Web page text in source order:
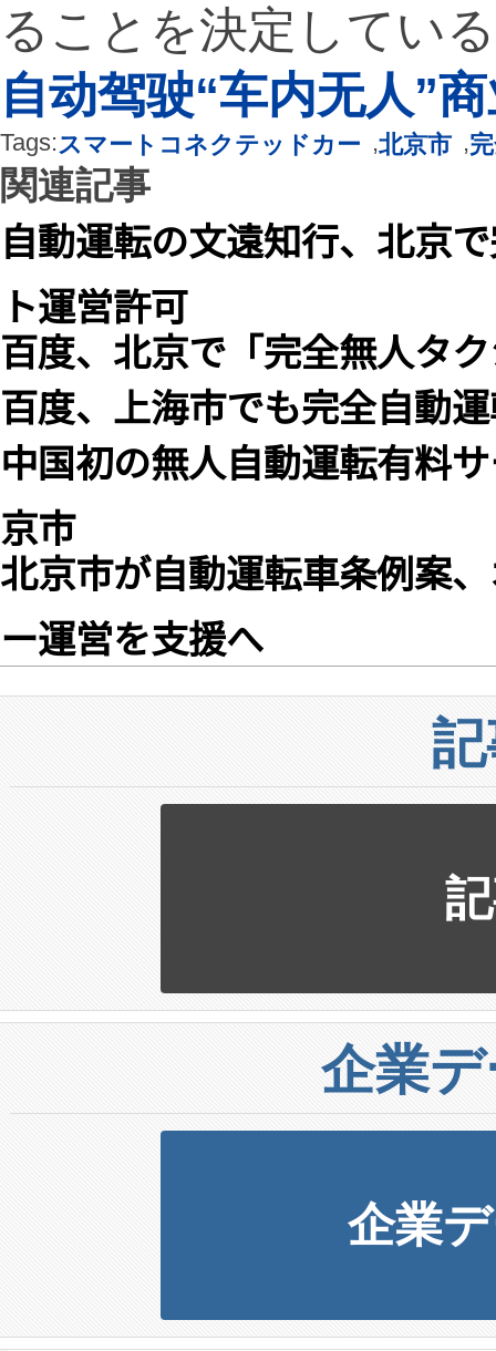
ることを決定してい
自动驾驶“车内无人”
Tags:スマートコネクテッドカー ,北京市 ,
関連記事
自動運転の文遠知行、北京
ト運営許可
百度、北京で「完全無人タ
百度、上海市でも完全自動
中国初の無人自動運転有料
京市
北京市が自動運転車条例案
ー運営を支援へ
企業
企業